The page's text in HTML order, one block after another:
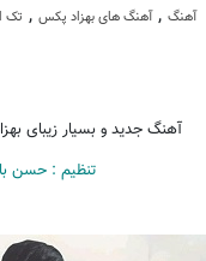
آهنگ , آهنگ های بهزاد پکس , تک
آهنگ جدید و بسیار زیبای
تنظیم : حسن